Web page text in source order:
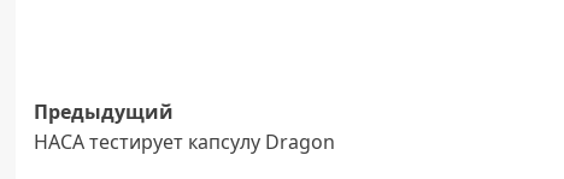
Навигация
записи
Предыдущий
НАСА тестирует капсулу Dragon